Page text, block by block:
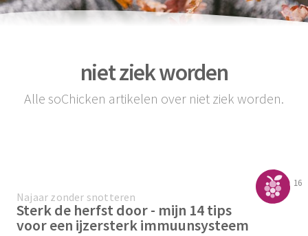
niet ziek worden
Alle soChicken artikelen over niet ziek worden.
16
Najaar zonder snotteren
Sterk de herfst door - mijn 14 tips
voor een ijzersterk immuunsysteem